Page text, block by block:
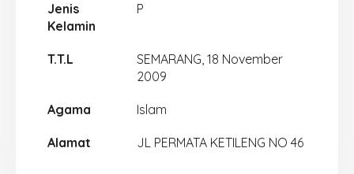
Jenis
Kelamin
P
T.T.L
SEMARANG, 18 November
2009
Agama Islam
Alamat JL PERMATA KETILENG NO 46